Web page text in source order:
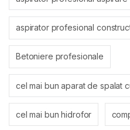
aspirator profesional
Betoniere profesionale
cel mai bun aparat de spalat
cel mai bun hidrofor